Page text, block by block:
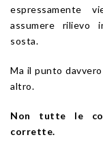
espressamente
assumere rilievo
sosta.
Ma il punto
altro.
Non tutte le
corrette.